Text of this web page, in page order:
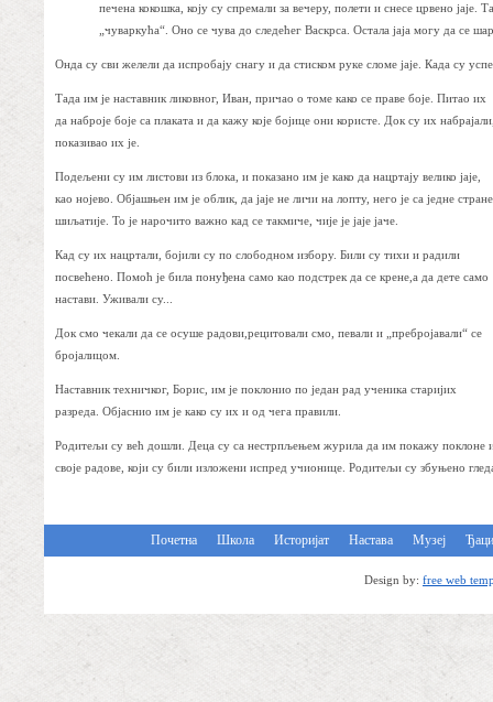
печена кокошка, коју су спремали за вечеру, полети и снесе црвено
„чуваркућа“. Оно се чува до следећег Васкрса. Остала јаја могу да се
Онда су сви желели да испробају снагу и да стиском руке сломе јаје. Када су
Тада им је наставник ликовног, Иван, причао о томе како се праве боје. Питао их
да наброје боје са плаката и да кажу које бојице они користе. Док су их
показивао их је.
Подељени су им листови из блока, и показано им је како да нацртају велико јаје,
као нојево. Објашњен им је облик, да јаје не личи на лопту, него је са једне стране
шиљатије. То је нарочито важно кад се такмиче, чије је јаје јаче.
Кад су их нацртали, бојили су по слободном избору. Били су тихи и радили
посвећено. Помоћ је била понуђена само као подстрек да се крене,а да дете само
настави. Уживали су...
Док смо чекали да се осуше радови,рецитовали смо, певали и „пребројавали“ се
бројалицом.
Наставник техничког, Борис, им је поклонио по један рад ученика старијих
разреда. Објаснио им је како су их и од чега правили.
Родитељи су већ дошли. Деца су са нестрпљењем журила да им покажу поклоне
своје радове, који су били изложени испред учионице. Родитељи су збуњено
Почетна Школа Историјат Настава Музеј Ђаци
Design by: free web